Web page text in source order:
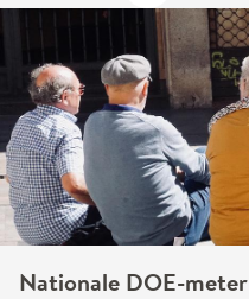
Nationale DOE-meter